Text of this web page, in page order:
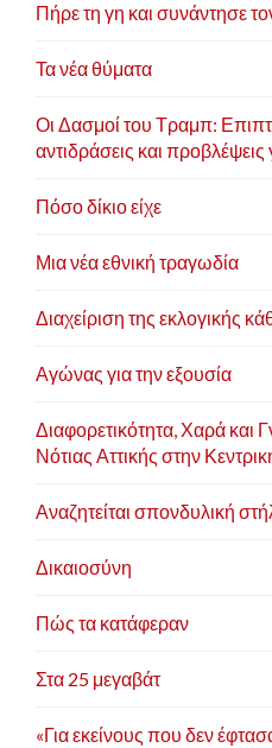
Πήρε τη γη και συνάντησε
Τα νέα θύματα
Οι Δασμοί του Τραμπ:
αντιδράσεις και προβλέψεις
Πόσο δίκιο είχε
Μια νέα εθνική τραγωδία
Διαχείριση της εκλογικής
Αγώνας για την εξουσία
Διαφορετικότητα, Χαρά
Νότιας Αττικής στην
Αναζητείται σπονδυλική
Δικαιοσύνη
Πώς τα κατάφεραν
Στα 25 μεγαβάτ
«Για εκείνους που δεν